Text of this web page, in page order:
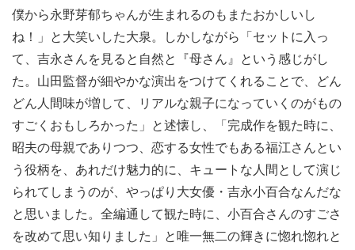
僕から永野芽郁ちゃんが生まれるのもまたおかしいし
ね！」と大笑いした大泉。しかしながら「セットに入っ
て、吉永さんを見ると自然と『母さん』という感じがし
た。山田監督が細やかな演出をつけてくれることで、どん
どん人間味が増して、リアルな親子になっていくのがもの
すごくおもしろかった」と述懐し、「完成作を観た時に、
昭夫の母親でありつつ、恋する女性でもある福江さんとい
う役柄を、あれだけ魅力的に、キュートな人間として演じ
られてしまうのが、やっぱり大女優・吉永小百合なんだな
と思いました。全編通して観た時に、小百合さんのすごさ
を改めて思い知りました」と唯一無二の輝きに惚れ惚れと